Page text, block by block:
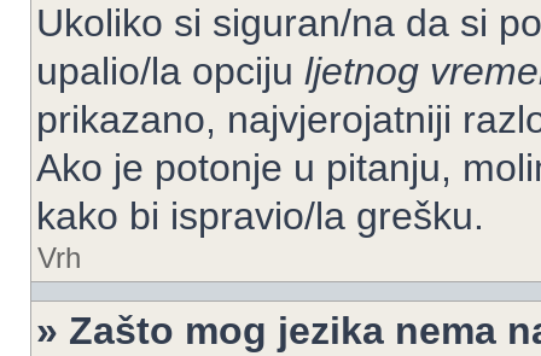
Ukoliko si siguran/na da si
upalio/la opciju ljetnog
prikazano, najvjerojatniji
Ako je potonje u pitanju,
kako bi ispravio/la grešku.
Vrh
» Zašto mog jezika nema